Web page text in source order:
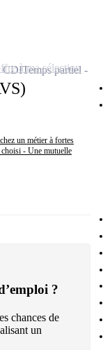
un métier à fortes
- Une mutuelle
CDITemps partiel
à ma sélection
?
chances de
un